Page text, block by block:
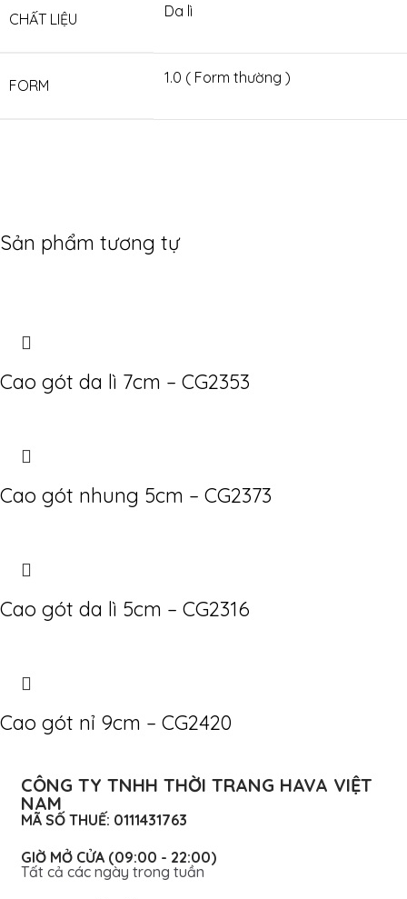
CHẤT LIỆU Da lì
FORM 1.0 ( Form thường )
Sản phẩm tương tự
Cao gót da lì 7cm – CG2353
Cao gót nhung 5cm – CG2373
Cao gót da lì 5cm – CG2316
Cao gót nỉ 9cm – CG2420
CÔNG TY TNHH THỜI TRANG HAVA VIỆT
NAM
MÃ SỐ THUẾ: 0111431763
GIỜ MỞ CỬA (09:00 - 22:00)
Tất cả các ngày trong tuần